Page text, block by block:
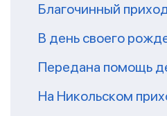
Благочинный
В день своего
Передана помощь
На Никольском